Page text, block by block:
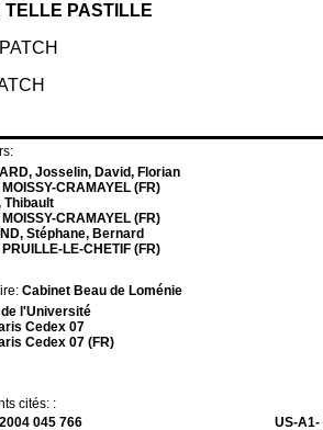
TELLE PASTILLE
Josselin, David, Florian
CRAMAYEL (FR)
Thibault
CRAMAYEL (FR)
Stéphane, Bernard
LE-CHETIF (FR)
Cabinet Beau de Loménie
l'Université
Cedex 07
Cedex 07 (FR)
cités: :
045 766
US-A1-